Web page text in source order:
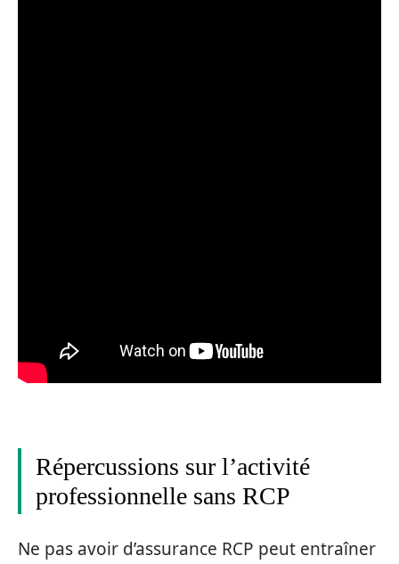
Répercussions sur l’activité
professionnelle sans RCP
Ne pas avoir d’assurance RCP peut entraîner